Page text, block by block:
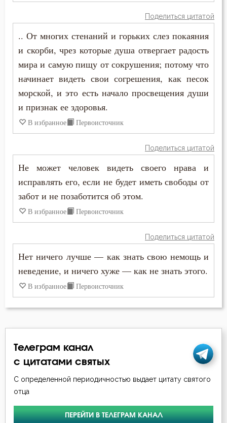
Благочестие
Ближний
Бог
Богатство
Богоугождение
Ведение
Вера
Воздаяние
Воля
Гордость
Грех
Деньги
Иларион Оптинский (Пономарёв)
Иоанн Лествичник
Иосиф Оптинский (Литовкин)
Исидор Пелусиот
Иустин (Попович)
Лев Оптинский (Наголкин)
Макарий Оптинский (Иванов)
Максим Исповедник
Никита Стифат
Никодим Святогорец
Нил Синайский
Петр Дамаскин
Поделиться цитатой
.. От многих стенаний и горьких слез покаяния
и скорби, чрез которые душа отвергает радость
мира и самую пищу от сокрушения; потому что
начинает видеть свои согрешения, как песок
морской, и это есть начало просвещения души
и признак ее здоровья.
В избранное Первоисточник
Поделиться цитатой
Не может человек видеть своего нрава и
исправлять его, если не будет иметь свободы от
забот и не позаботится об этом.
В избранное Первоисточник
Поделиться цитатой
Нет ничего лучше — как знать свою немощь и
неведение, и ничего хуже — как не знать этого.
В избранное Первоисточник
Телеграм канал
с цитатами святых
С определенной периодичностью выдает цитату святого
отца
ПЕРЕЙТИ В ТЕЛЕГРАМ КАНАЛ